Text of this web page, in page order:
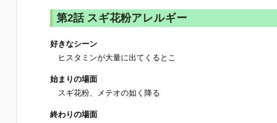
第2話 スギ花粉アレルギー
好きなシーン
ヒスタミンが大量に出てくるとこ
始まりの場面
スギ花粉、メテオの如く降る
終わりの場面